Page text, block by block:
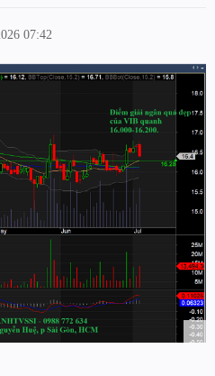
07:42